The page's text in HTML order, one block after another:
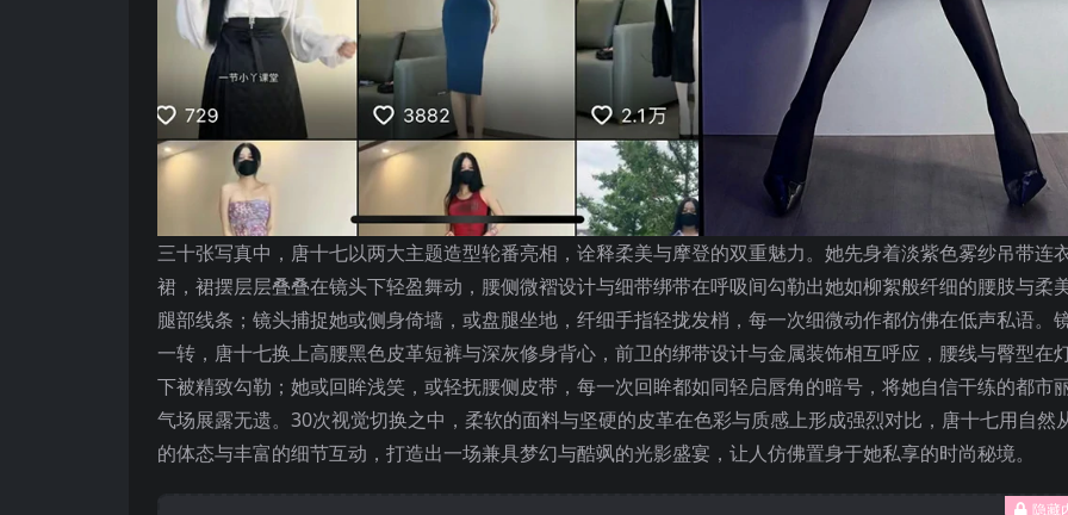
三十张写真中，唐十七以两大主题造型轮番亮相，诠释柔美与摩登的双重魅力。她先身着淡紫色雾纱吊带连
裙，裙摆层层叠叠在镜头下轻盈舞动，腰侧微褶设计与细带绑带在呼吸间勾勒出她如柳絮般纤细的腰肢与柔
腿部线条；镜头捕捉她或侧身倚墙，或盘腿坐地，纤细手指轻拢发梢，每一次细微动作都仿佛在低声私语。
一转，唐十七换上高腰黑色皮革短裤与深灰修身背心，前卫的绑带设计与金属装饰相互呼应，腰线与臀型在
下被精致勾勒；她或回眸浅笑，或轻抚腰侧皮带，每一次回眸都如同轻启唇角的暗号，将她自信干练的都市
气场展露无遗。30次视觉切换之中，柔软的面料与坚硬的皮革在色彩与质感上形成强烈对比，唐十七用自然
的体态与丰富的细节互动，打造出一场兼具梦幻与酷飒的光影盛宴，让人仿佛置身于她私享的时尚秘境。
隐藏